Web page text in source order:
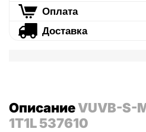
Оплата
Доставка
ОписаниеVUVB-S-
1T1L 537610